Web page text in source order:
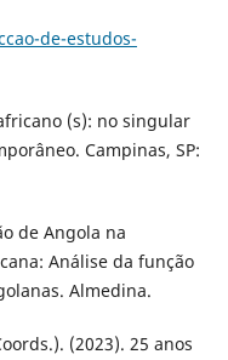
de-estudos-
(s): no singular
Campinas, SP:
de Angola na
Análise da função
Almedina.
(2023). 25 anos